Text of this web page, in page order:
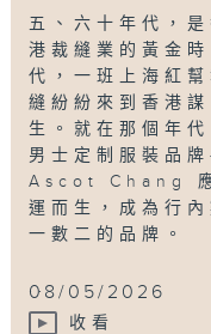
Reels，與其他
品，還聯同業界
Walk ）—
把這份手藝與精
正是憑着張子斌
對家族事業的擔
加深厚，也勾勒
Tag: 奉化職教
Walk
上海
五、六十年代，是
港裁縫業的黃金時
代，一班上海紅幫
縫紛紛來到香港謀
生。就在那個年代
男士定制服裝品
Ascot Chang
運而生，成為行內
一數二的品牌。
...
08/05/2026
收看